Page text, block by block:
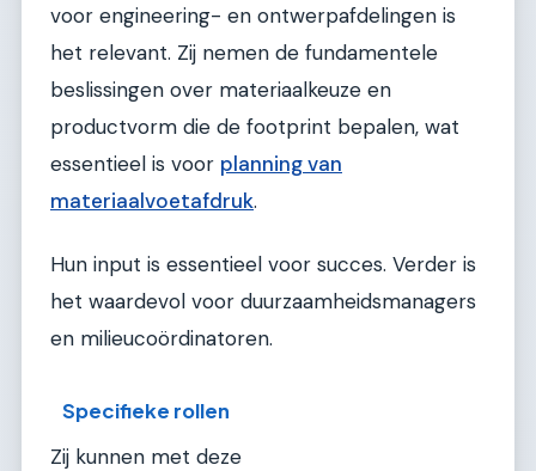
voor engineering- en ontwerpafdelingen is
het relevant. Zij nemen de fundamentele
beslissingen over materiaalkeuze en
productvorm die de footprint bepalen, wat
essentieel is voor planning van
materiaalvoetafdruk.
Hun input is essentieel voor succes. Verder is
het waardevol voor duurzaamheidsmanagers
en milieucoördinatoren.
Specifieke rollen
Zij kunnen met deze